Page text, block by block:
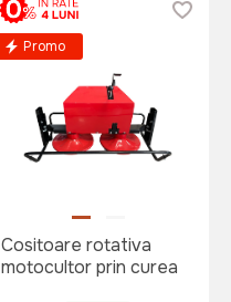
Promo
Cositoare rotativa
motocultor prin curea